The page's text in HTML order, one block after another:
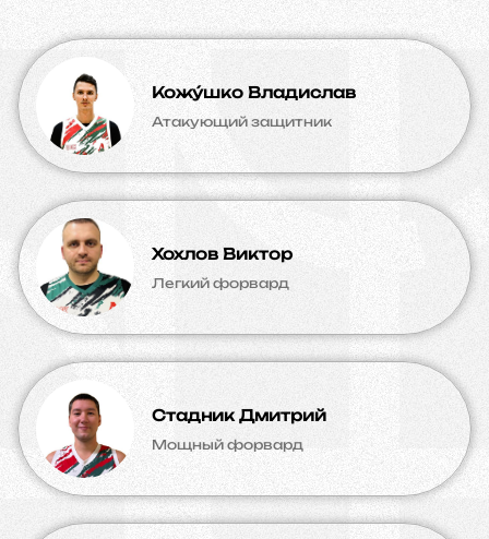
Кожýшко Владислав
Атакующий защитник
Хохлов Виктор
Легкий форвард
Стадник Дмитрий
Мощный форвард